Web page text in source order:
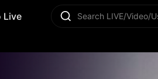
Live Search LIVE/Video/